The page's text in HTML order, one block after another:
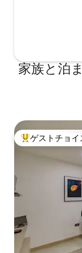
家族と泊
大好評のゲスト
ゲストチョイ